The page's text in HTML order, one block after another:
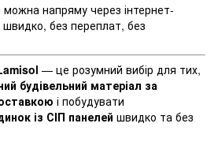
напряму через інтернет-
без переплат, без
— це розумний вибір для тих,
будівельний матеріал за
і побудувати
із СІП панелей швидко та без